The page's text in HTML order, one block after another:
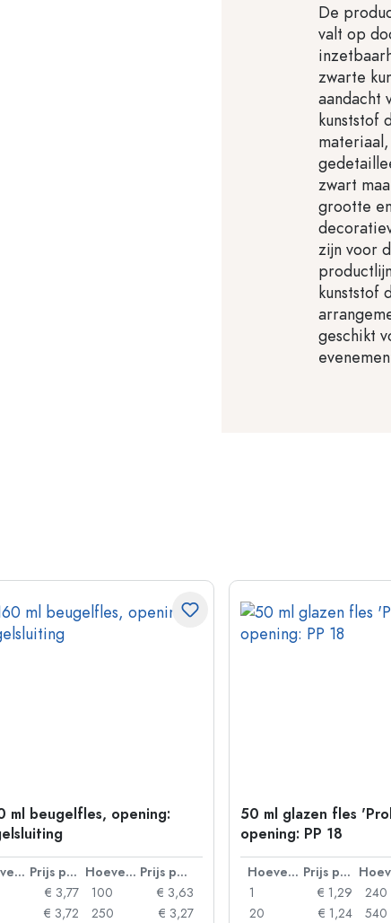
De
valt op
zwarte
aandacht
kunststof
zwart
grootte
zijn voor
kunststof
geschikt
ml beugelfles, opening:
Hoeveelheid Prijs per eenheid Hoeveelheid
Prijs per eenheid
€ 3,77
€ 3,72
100
€ 3,63
250
€ 3,27
50 ml glazen fles
opening: PP 18
Hoeveelheid Prijs per eenheid
1
€ 1,29
20
€ 1,24
240
540